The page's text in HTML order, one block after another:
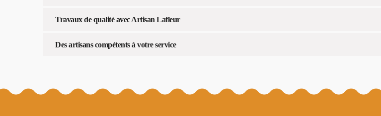
Travaux de qualité avec Artisan Lafleur
Des artisans compétents à votre service